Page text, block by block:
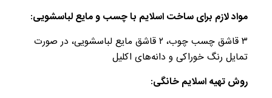
مواد لازم برای ساخت اسلایم با چسب و مایع لباسشویی:
۳ قاشق چسب چوب، ۲ قاشق مایع لباسشویی، در صورت
تمایل رنگ خوراکی و دانه‌های اکلیل
روش تهیه اسلایم خانگی: